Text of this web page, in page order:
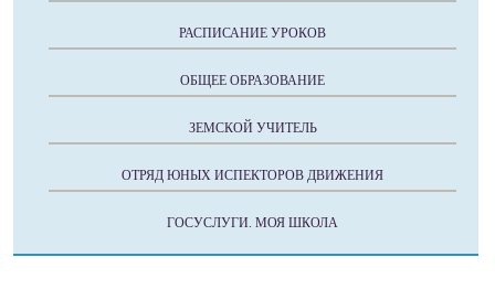
РАСПИСАНИЕ УРОКОВ
ОБЩЕЕ ОБРАЗОВАНИЕ
ЗЕМСКОЙ УЧИТЕЛЬ
ОТРЯД ЮНЫХ ИСПЕКТОРОВ ДВИЖЕНИЯ
ГОСУСЛУГИ. МОЯ ШКОЛА